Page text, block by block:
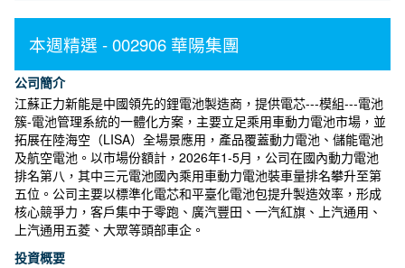
本週精選 - 002906 華陽集團
公司簡介
江蘇正力新能是中國領先的鋰電池製造商，提供電芯---模組---電池
簇-電池管理系統的一體化方案，主要立足乘用車動力電池市場，並
拓展在陸海空（LISA）全場景應用，產品覆蓋動力電池、儲能電池
及航空電池。以市場份額計，2026年1-5月，公司在國內動力電池
排名第八，其中三元電池國內乘用車動力電池裝車量排名攀升至第
五位。公司主要以標準化電芯和平臺化電池包提升製造效率，形成
核心競爭力，客戶集中于零跑、廣汽豐田、一汽紅旗、上汽通用、
上汽通用五菱、大眾等頭部車企。
投資概要